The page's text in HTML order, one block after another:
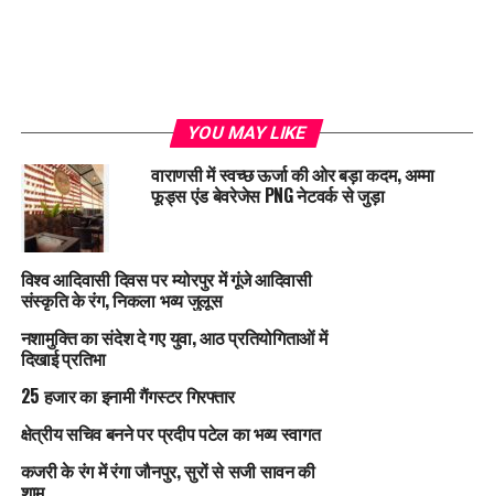
YOU MAY LIKE
वाराणसी में स्वच्छ ऊर्जा की ओर बड़ा कदम, अम्मा
फूड्स एंड बेवरेजेस PNG नेटवर्क से जुड़ा
विश्व आदिवासी दिवस पर म्योरपुर में गूंजे आदिवासी
संस्कृति के रंग, निकला भव्य जुलूस
नशामुक्ति का संदेश दे गए युवा, आठ प्रतियोगिताओं में
दिखाई प्रतिभा
25 हजार का इनामी गैंगस्टर गिरफ्तार
क्षेत्रीय सचिव बनने पर प्रदीप पटेल का भव्य स्वागत
कजरी के रंग में रंगा जौनपुर, सुरों से सजी सावन की